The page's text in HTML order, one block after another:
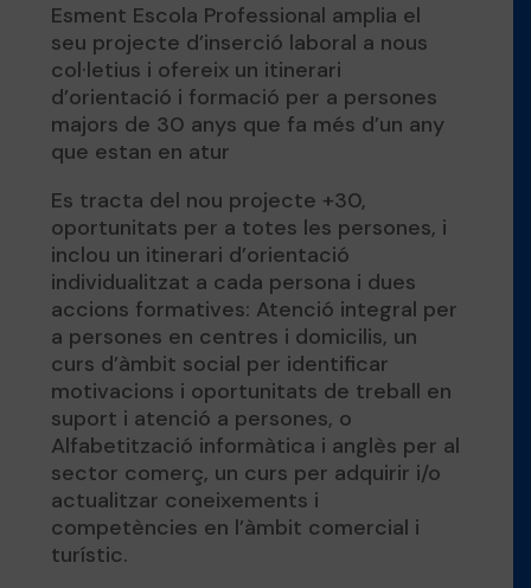
Esment Escola Professional amplia el
seu projecte d’inserció laboral a nous
col·letius i ofereix un itinerari
d’orientació i formació per a persones
majors de 30 anys que fa més d’un any
que estan en atur
Es tracta del nou projecte +30,
oportunitats per a totes les persones, i
inclou un itinerari d’orientació
individualitzat a cada persona i dues
accions formatives: Atenció integral per
a persones en centres i domicilis, un
curs d’àmbit social per identificar
motivacions i oportunitats de treball en
suport i atenció a persones, o
Alfabetització informàtica i anglès per al
sector comerç, un curs per adquirir i/o
actualitzar coneixements i
competències en l’àmbit comercial i
turístic.